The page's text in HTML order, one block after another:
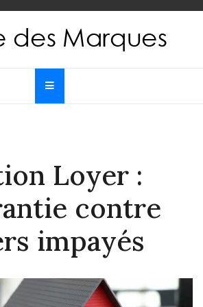
Marques
Loyer :
contre
impayés